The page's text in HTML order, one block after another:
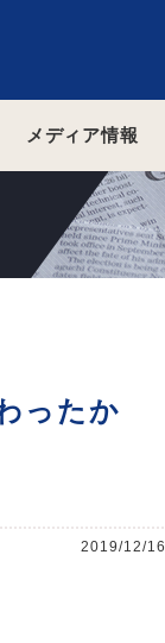
メディア情報
わったか
2019/12/16